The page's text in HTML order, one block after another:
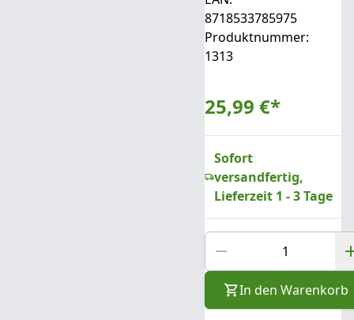
8718533785975
Produktnummer:
1313
25,99 €*
Sofort
versandfertig,
Lieferzeit 1 - 3 Tage
In den Warenkorb